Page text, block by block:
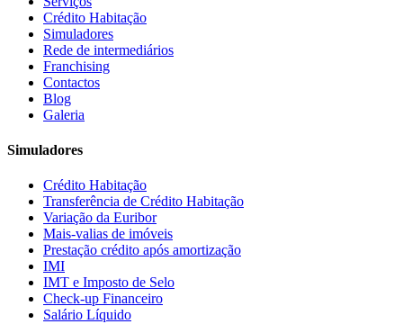
Crédito Habitação
Simuladores
Rede de intermediários
Franchising
Contactos
Blog
Galeria
Simuladores
Crédito Habitação
Transferência de Crédito Habitação
Variação da Euribor
Mais-valias de imóveis
Prestação crédito após amortização
IMI
IMT e Imposto de Selo
Check-up Financeiro
Salário Líquido